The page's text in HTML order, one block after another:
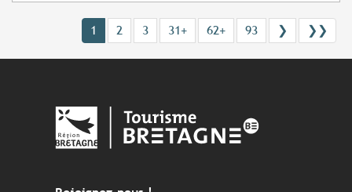
1 2 3 31+ 62+ 93 ❯ ❯❯